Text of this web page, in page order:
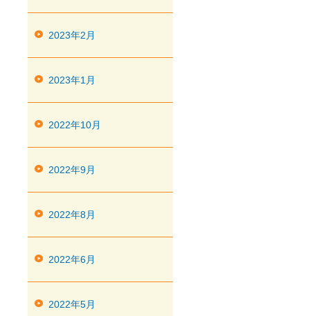
2023年2月
2023年1月
2022年10月
2022年9月
2022年8月
2022年6月
2022年5月